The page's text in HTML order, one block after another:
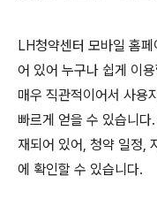
LH청약센터 모바일 홈
어 있어 누구나 쉽게 이
매우 직관적이어서 사용
빠르게 얻을 수 있습니
재되어 있어, 청약 일정,
에 확인할 수 있습니다.